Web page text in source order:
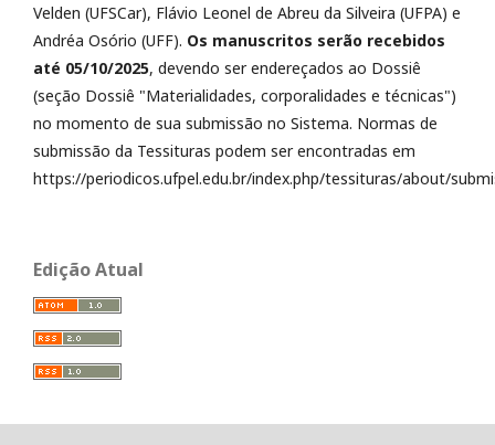
Velden (UFSCar), Flávio Leonel de Abreu da Silveira (UFPA) e
Andréa Osório (UFF). Os manuscritos serão recebidos
até 05/10/2025, devendo ser endereçados ao Dossiê
(seção Dossiê "Materialidades, corporalidades e técnicas")
no momento de sua submissão no Sistema. Normas de
submissão da Tessituras podem ser encontradas em
https://periodicos.ufpel.edu.br/index.php/tessituras/about/
Edição Atual